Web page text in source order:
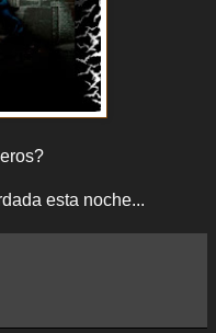
esta noche...